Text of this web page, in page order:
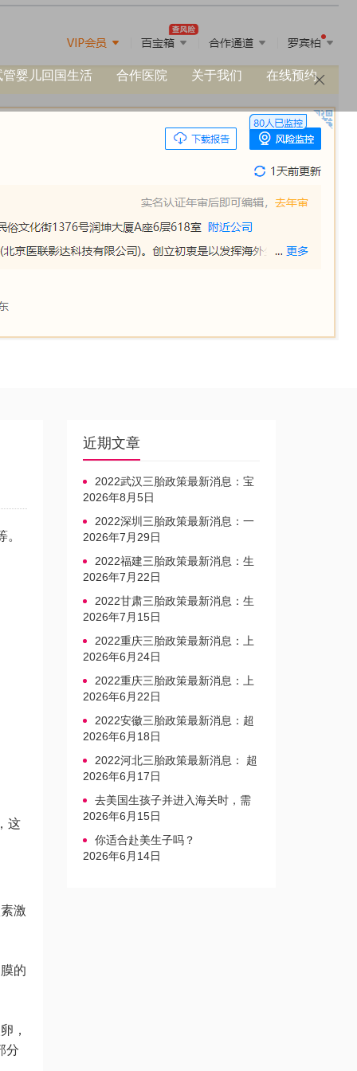
管婴儿回国生活 合作医院 关于我们 在线预约
这
激
的
，
分
近期文章
2022武汉三胎政策最新消息：宝
宝上户口不再罚款
2026年8月5日
2022深圳三胎政策最新消息：一
文读懂上户口是否罚款
2026年7月29日
2022福建三胎政策最新消息：生
育奖励发放迎新标准
2026年7月22日
2022甘肃三胎政策最新消息：生
育产假不享受带薪福利
2026年7月15日
2022重庆三胎政策最新消息：上
户口、办准生证指南
2026年6月24日
2022重庆三胎政策最新消息：上
户口、办准生证指南
2026年6月22日
2022安徽三胎政策最新消息：超
生家庭罚款标准更新
2026年6月18日
2022河北三胎政策最新消息： 超
生三孩不再缴纳社会抚养费
2026年6月17日
去美国生孩子并进入海关时，需
要注意的事项是什么？
2026年6月15日
你适合赴美生子吗？
2026年6月14日